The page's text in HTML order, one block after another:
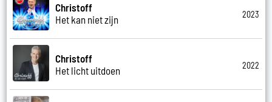
Christoff
Het kan niet zijn
2023
Christoff
Het licht uitdoen
2022